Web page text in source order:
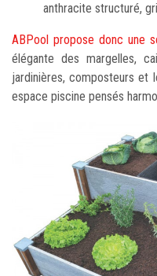
anthracite structuré,
ABPool propose donc une
élégante des margelles,
jardinières, composteurs et
espace piscine pensés